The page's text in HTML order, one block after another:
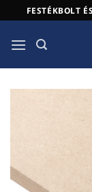
to
content
FESTÉKBOLT